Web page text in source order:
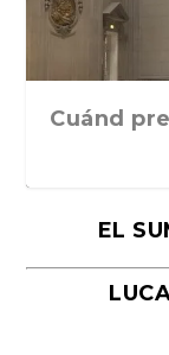
Cuánd
EL